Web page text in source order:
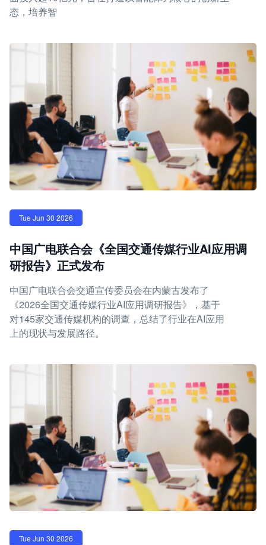
态，培养智
Tue Jun 30 2026
中国广电联合会《全国交通传媒行业AI应用调
研报告》正式发布
中国广电联合会交通宣传委员会在内蒙古发布了
《2026全国交通传媒行业AI应用调研报告》，基于
对145家交通传媒机构的调查，总结了行业在AI应用
上的现状与发展路径。
Tue Jun 30 2026